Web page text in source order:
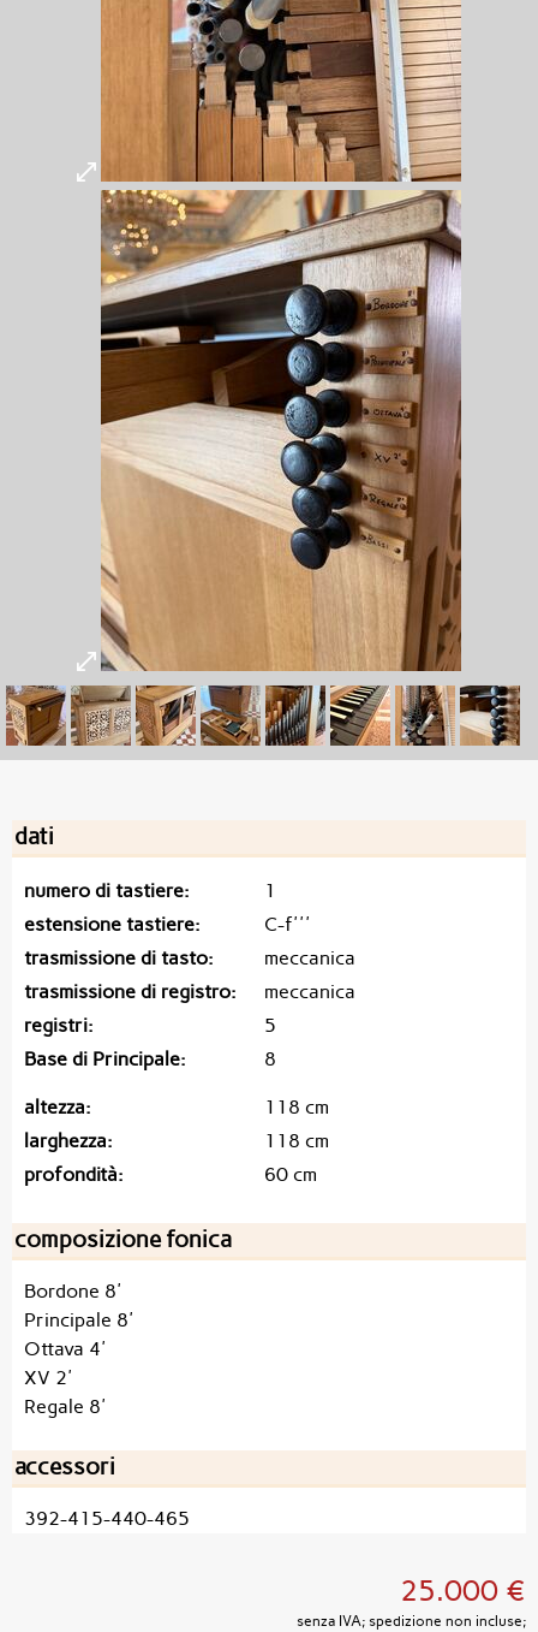
dati
numero di tastiere
1
estensione tastiere
C-f'''
trasmissione di tasto
meccanica
trasmissione di registro
meccanica
registri
5
Base di Principale
8
altezza
118 cm
larghezza
118 cm
profondità
60 cm
composizione fonica
Bordone 8'
Principale 8'
Ottava 4'
XV 2'
Regale 8'
accessori
392-415-440-465
25.000 €
senza IVA; spedizione non incluse;